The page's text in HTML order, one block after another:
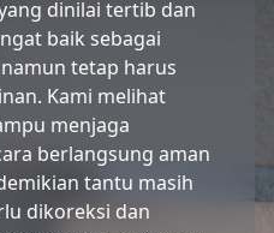
dinilai tertib dan
baik sebagai
tetap harus
Kami melihat
menjaga
berlangsung aman
tantu masih
dikoreksi dan